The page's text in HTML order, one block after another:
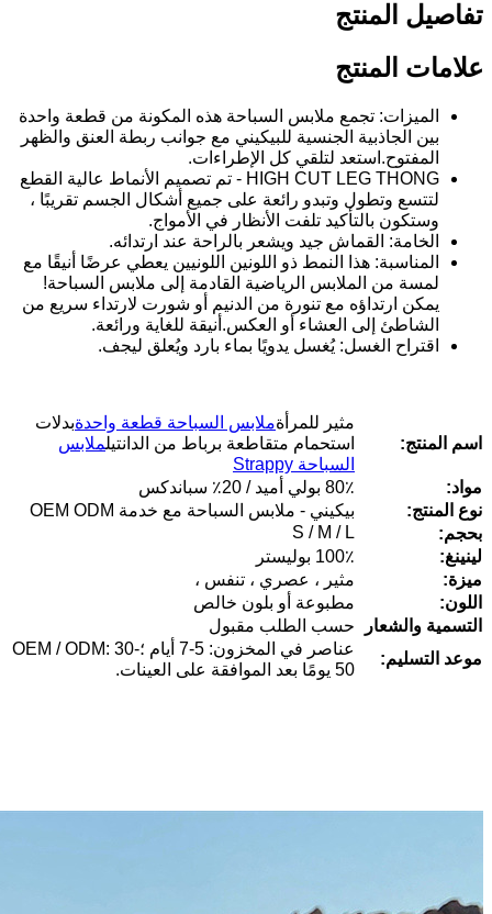
تفاصيل المنتج
علامات المنتج
الميزات: تجمع ملابس السباحة هذه المكونة من قطعة واحدة
بين الجاذبية الجنسية للبيكيني مع جوانب ربطة العنق والظهر
المفتوح.استعد لتلقي كل الإطراءات.
HIGH CUT LEG THONG - تم تصميم الأنماط عالية القطع
لتتسع وتطول وتبدو رائعة على جميع أشكال الجسم تقريبًا ،
وستكون بالتأكيد تلفت الأنظار في الأمواج.
الخامة: القماش جيد ويشعر بالراحة عند ارتدائه.
المناسبة: هذا النمط ذو اللونين اللونيين يعطي عرضًا أنيقًا مع
لمسة من الملابس الرياضية القادمة إلى ملابس السباحة!
يمكن ارتداؤه مع تنورة من الدنيم أو شورت لارتداء سريع من
الشاطئ إلى العشاء أو العكس.أنيقة للغاية ورائعة.
اقتراح الغسل: يُغسل يدويًا بماء بارد ويُعلق ليجف.
اسم المنتج:
مثير للمرأةملابس السباحة قطعة واحدةبدلات
استحمام متقاطعة برباط من الدانتيلملابس
السباحة Strappy
مواد:
80٪ بولي أميد / 20٪ سباندكس
نوع المنتج:
بيكيني - ملابس السباحة مع خدمة OEM ODM
بحجم:
S / M / L
لينينغ:
100٪ بوليستر
ميزة:
مثير ، عصري ، تنفس ،
اللون:
مطبوعة أو بلون خالص
التسمية والشعار
حسب الطلب مقبول
موعد التسليم:
عناصر في المخزون: 5-7 أيام ؛OEM / ODM: 30-
50 يومًا بعد الموافقة على العينات.